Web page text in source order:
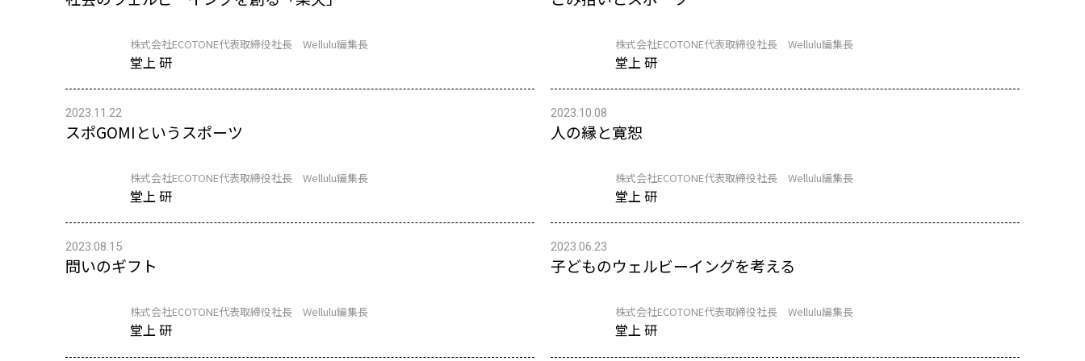
株式会社ECOTONE代表取締役社長 Wellulu編集長
堂上 研
株式会社ECOTONE代表取締役社長 Wellulu編集長
堂上 研
2023.11.22
スポGOMIというスポーツ
株式会社ECOTONE代表取締役社長 Wellulu編集長
堂上 研
2023.10.08
人の縁と寛恕
株式会社ECOTONE代表取締役社長 Wellulu編集長
堂上 研
2023.08.15
問いのギフト
株式会社ECOTONE代表取締役社長 Wellulu編集長
堂上 研
2023.06.23
子どものウェルビーイングを考える
株式会社ECOTONE代表取締役社長 Wellulu編集長
堂上 研